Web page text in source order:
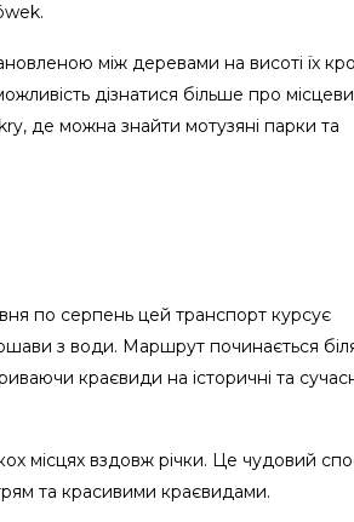
між деревами на висоті їх
дізнатися більше про
де можна знайти мотузяні парки та
по серпень цей транспорт курсує
з води. Маршрут починається
краєвиди на історичні та
місцях вздовж річки. Це чудовий
та красивими краєвидами.